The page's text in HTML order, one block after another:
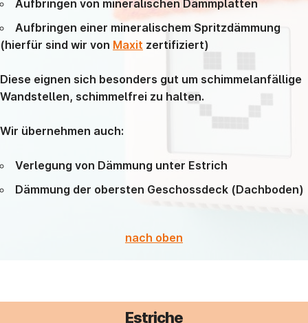
Aufbringen von mineralischen Dämmplatten
Aufbringen einer mineralischem Spritzdämmung
(hierfür sind wir von Maxit zertifiziert)
Diese eignen sich besonders gut um schimmelanfällige
Wandstellen, schimmelfrei zu halten.
Wir übernehmen auch:
Verlegung von Dämmung unter Estrich
Dämmung der obersten Geschossdeck (Dachboden)
nach oben
Estriche